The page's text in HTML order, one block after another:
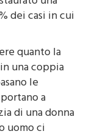
dei casi in cui
quanto la
una coppia
le
a
di una donna
uomo ci